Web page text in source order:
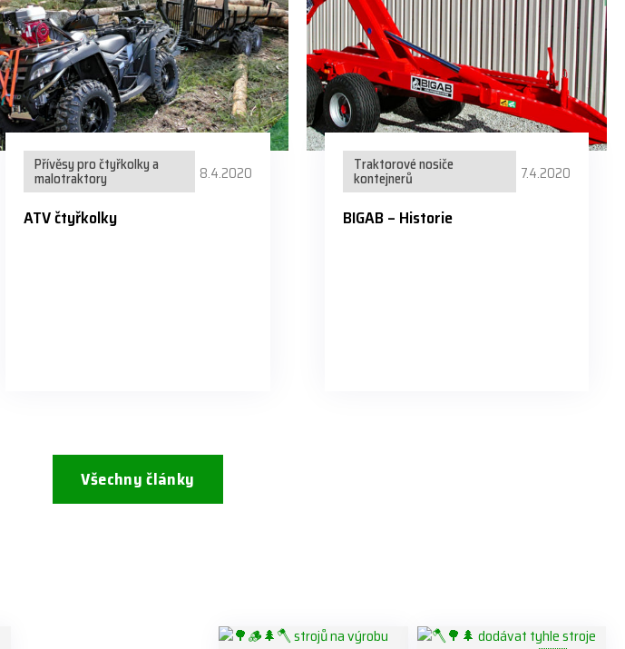
Přívěsy pro čtyřkolky a
malotraktory 8.4.2020
ATV čtyřkolky
Traktorové nosiče
kontejnerů 7.4.2020
BIGAB – Historie
Všechny články